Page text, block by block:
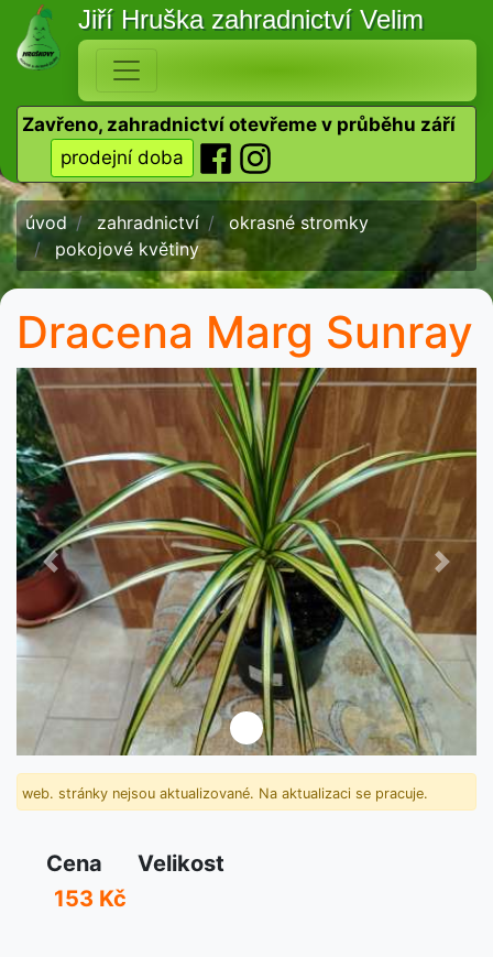
Jiří Hruška zahradnictví Velim
Zavřeno, zahradnictví otevřeme v průběhu září
prodejní doba
úvod zahradnictví
okrasné stromky
pokojové květiny
Dracena Marg Sunray
Předchozí Další
web. stránky nejsou aktualizované. Na aktualizaci se pracuje.
Cena
Velikost
153 Kč